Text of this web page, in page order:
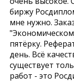
биржу
мне нужно.
пятёрку.
день. Всё
существует
работ - это